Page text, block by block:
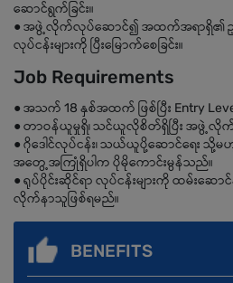
ဆောင်ရွက်ခြင်း။
● အဖွဲ့လိုက်လုပ်ဆောင်၍ အထက်အရာရှိ၏ ညွှန်က
လုပ်ငန်းများကို ပြီးမြောက်စေခြင်း။
Job Requirements
● အသက် 18 နှစ်အထက် ဖြစ်ပြီး Entry
● တာဝန်ယူမှုရှိ၊ သင်ယူလိုစိတ်ရှိပြီး အဖွဲ့လိုက်
● ဂိုဒေါင်လုပ်ငန်း၊ သယ်ယူပို့ဆောင်ရေ
အတွေ့အကြုံရှိပါက ပိုမိုကောင်းမွန်သည်။
● ရုပ်ပိုင်းဆိုင်ရာ လုပ်ငန်းများကို ထမ်းဆောင်
လိုက်နာသူဖြစ်ရမည်။
BENEFITS